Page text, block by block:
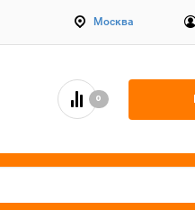
Москва
0